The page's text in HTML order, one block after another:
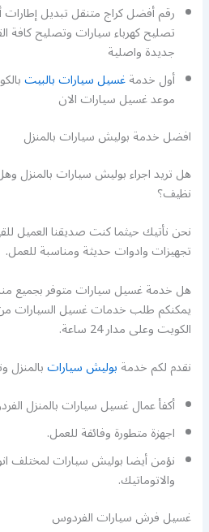
رقم أفضل كراج متنقل تبديل إطارات
تصليح كهرباء سيارات وتصليح كافة
جديدة واصلية
أول خدمةغسيل سيارات بالبيت
موعد غسيل سيارات الان
افضل خدمة بوليش سيارات بالمنزل
هل تريد اجراء بوليش سيارات بالمنزل
نظيف؟
نحن نأتيك حيثما كنت صديقنا العميل
تجهيزات وادوات حديثة ومناسبة للعمل.
هل خدمة غسيل سيارات متوفر بجميع
يمكنكم طلب خدمات غسيل السيارات
الكويت وعلى مدار 24 ساعة.
نقدم لكم خدمةبوليش سياراتبالمنزل
أكفأ عمال غسيل سيارات بالمنزل
اجهزة متطورة وفائقة للعمل.
نؤمن أيضا بوليش سيارات لمختلف
والاتوماتيك.
غسيل فرش سيارات الفردوس